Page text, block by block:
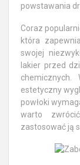
powstawania
Coraz
która
swojej
lakier przed
chemicznych.
estetyczny
powłoki
warto
zastosować ją